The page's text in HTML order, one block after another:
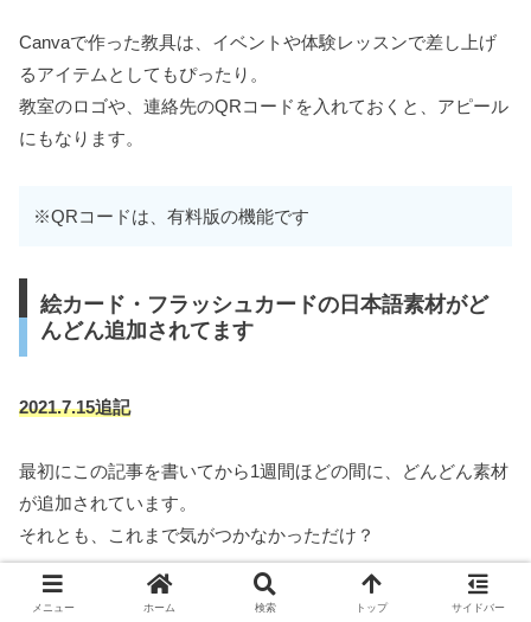
Canvaで作った教具は、イベントや体験レッスンで差し上げ
るアイテムとしてもぴったり。
教室のロゴや、連絡先のQRコードを入れておくと、アピール
にもなります。
※QRコードは、有料版の機能です
絵カード・フラッシュカードの日本語素材がど
んどん追加されてます
2021.7.15追記
最初にこの記事を書いてから1週間ほどの間に、どんどん素材
が追加されています。
それとも、これまで気がつかなかっただけ？
メニュー ホーム 検索 トップ サイドバー